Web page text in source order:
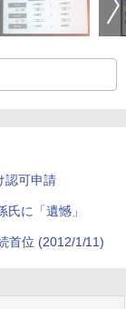
認可申請
に「遺憾」
首位 (2012/1/11)